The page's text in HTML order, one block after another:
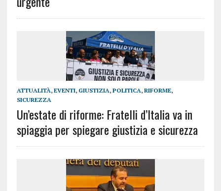
ATTUALITÀ, EVENTI, GIUSTIZIA, POLITICA, RIFORME,
SICUREZZA
Un’estate di riforme: Fratelli d’Italia va in
spiaggia per spiegare giustizia e sicurezza